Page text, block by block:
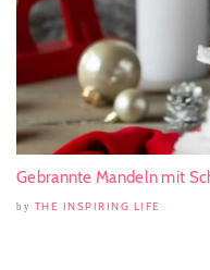
Gebrannte Mandeln mit
by THE INSPIRING LIFE